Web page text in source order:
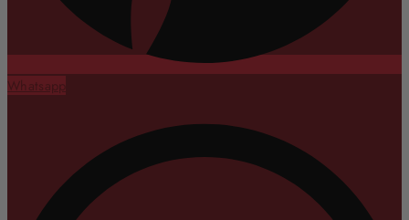
Whatsapp